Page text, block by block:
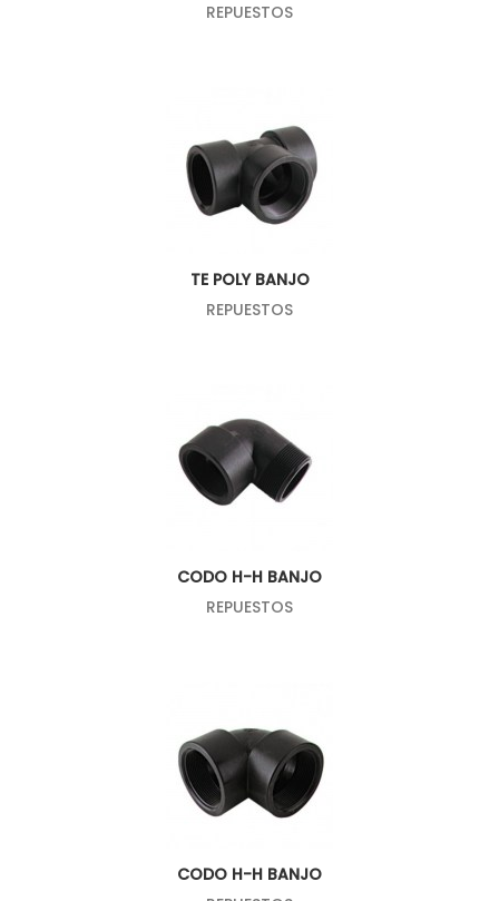
REPUESTOS
TE POLY BANJO
REPUESTOS
CODO H-H BANJO
REPUESTOS
CODO H-H BANJO